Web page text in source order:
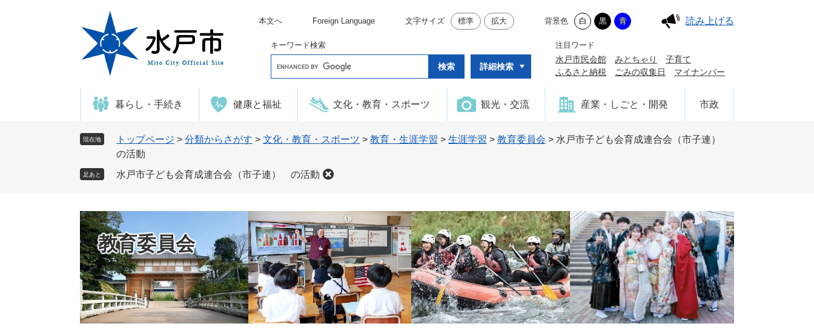
本文へ Foreign Language 文字サイズ 標準 拡大 背景色 白 黒 青 読み上げる
キーワード検索
o
e
タ
ム
詳細検索
注目ワード
水戸市民会館 みとちゃり
子育て
ふるさと納税
ごみの収集日 マイナンバー
暮らし・手続き 健康と福祉 文化・教育・スポーツ 観光・交流 産業・しごと・開発 市政
現在地 トップページ > 分類からさがす > 文化・教育・スポーツ > 教育・生涯学習 > 生涯学習 > 教育委員会 > 水戸市子ども会育成連合会（市子連）
の活動
足あと 水戸市子ども会育成連合会（市子連） の活動
教育委員会